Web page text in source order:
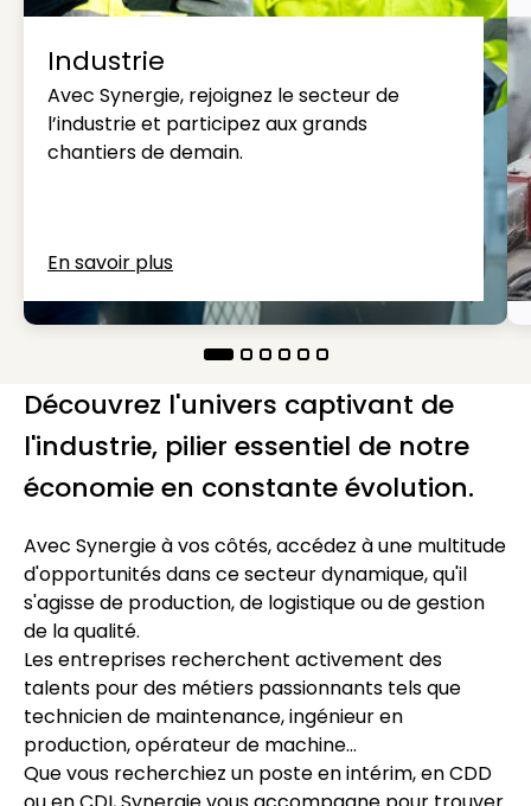
Industrie
Avec Synergie, rejoignez le secteur de
l’industrie et participez aux grands
chantiers de demain.
En savoir plus
Découvrez l'univers captivant de
l'industrie, pilier essentiel de notre
économie en constante évolution.
Avec Synergie à vos côtés, accédez à une multitude
d'opportunités dans ce secteur dynamique, qu'il
s'agisse de production, de logistique ou de gestion
de la qualité.
Les entreprises recherchent activement des
talents pour des métiers passionnants tels que
technicien de maintenance, ingénieur en
production, opérateur de machine...
Que vous recherchiez un poste en intérim, en CDD